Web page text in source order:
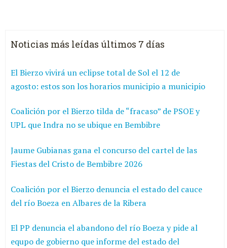
Noticias más leídas últimos 7 días
El Bierzo vivirá un eclipse total de Sol el 12 de
agosto: estos son los horarios municipio a municipio
Coalición por el Bierzo tilda de “fracaso” de PSOE y
UPL que Indra no se ubique en Bembibre
Jaume Gubianas gana el concurso del cartel de las
Fiestas del Cristo de Bembibre 2026
Coalición por el Bierzo denuncia el estado del cauce
del río Boeza en Albares de la Ribera
El PP denuncia el abandono del río Boeza y pide al
equpo de gobierno que informe del estado del